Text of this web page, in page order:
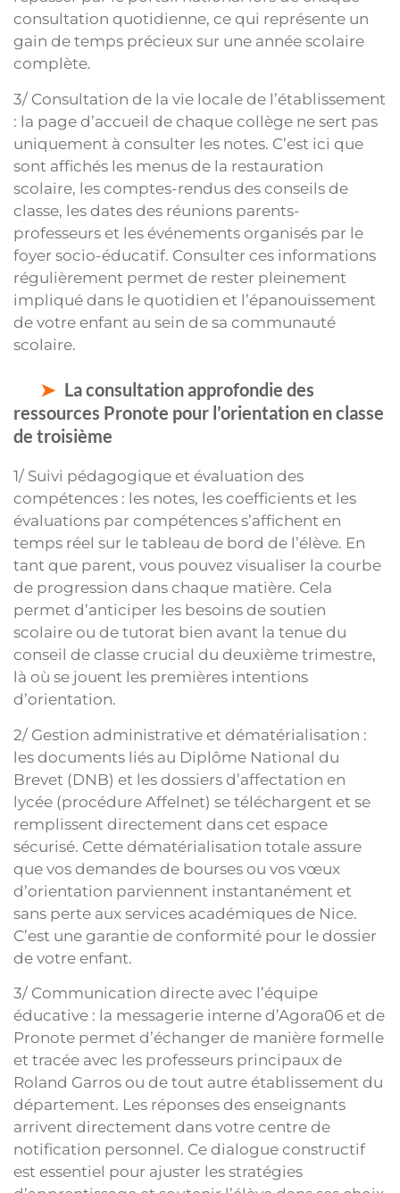
consultation quotidienne, ce qui représente un
gain de temps précieux sur une année scolaire
complète.
3/ Consultation de la vie locale de l’établissement
: la page d’accueil de chaque collège ne sert pas
uniquement à consulter les notes. C’est ici que
sont affichés les menus de la restauration
scolaire, les comptes-rendus des conseils de
classe, les dates des réunions parents-
professeurs et les événements organisés par le
foyer socio-éducatif. Consulter ces informations
régulièrement permet de rester pleinement
impliqué dans le quotidien et l’épanouissement
de votre enfant au sein de sa communauté
scolaire.
La consultation approfondie des
ressources Pronote pour l’orientation en classe
de troisième
1/ Suivi pédagogique et évaluation des
compétences : les notes, les coefficients et les
évaluations par compétences s’affichent en
temps réel sur le tableau de bord de l’élève. En
tant que parent, vous pouvez visualiser la courbe
de progression dans chaque matière. Cela
permet d’anticiper les besoins de soutien
scolaire ou de tutorat bien avant la tenue du
conseil de classe crucial du deuxième trimestre,
là où se jouent les premières intentions
d’orientation.
2/ Gestion administrative et dématérialisation :
les documents liés au Diplôme National du
Brevet (DNB) et les dossiers d’affectation en
lycée (procédure Affelnet) se téléchargent et se
remplissent directement dans cet espace
sécurisé. Cette dématérialisation totale assure
que vos demandes de bourses ou vos vœux
d’orientation parviennent instantanément et
sans perte aux services académiques de Nice.
C’est une garantie de conformité pour le dossier
de votre enfant.
3/ Communication directe avec l’équipe
éducative : la messagerie interne d’Agora06 et de
Pronote permet d’échanger de manière formelle
et tracée avec les professeurs principaux de
Roland Garros ou de tout autre établissement du
département. Les réponses des enseignants
arrivent directement dans votre centre de
notification personnel. Ce dialogue constructif
est essentiel pour ajuster les stratégies